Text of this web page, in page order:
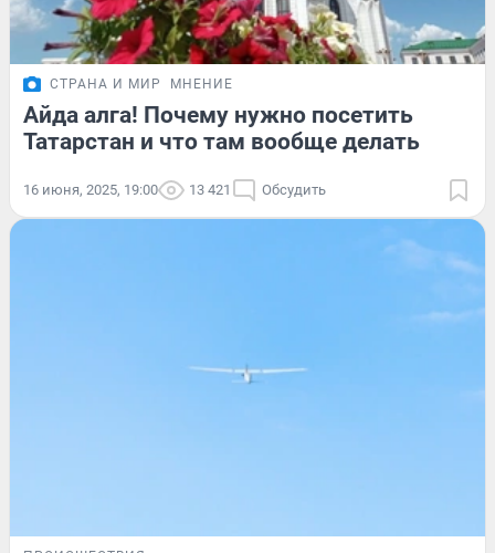
СТРАНА И МИР МНЕНИЕ
Айда алга! Почему нужно посетить
Татарстан и что там вообще делать
16 июня, 2025, 19:00 13 421 Обсудить